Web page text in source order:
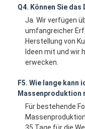
Q4. Können Sie
Ja. Wir verfügen
umfangreicher
Herstellung von
Ideen mit und wir
erwecken.
F5. Wie lange kann
Massenproduktion
Für bestehende